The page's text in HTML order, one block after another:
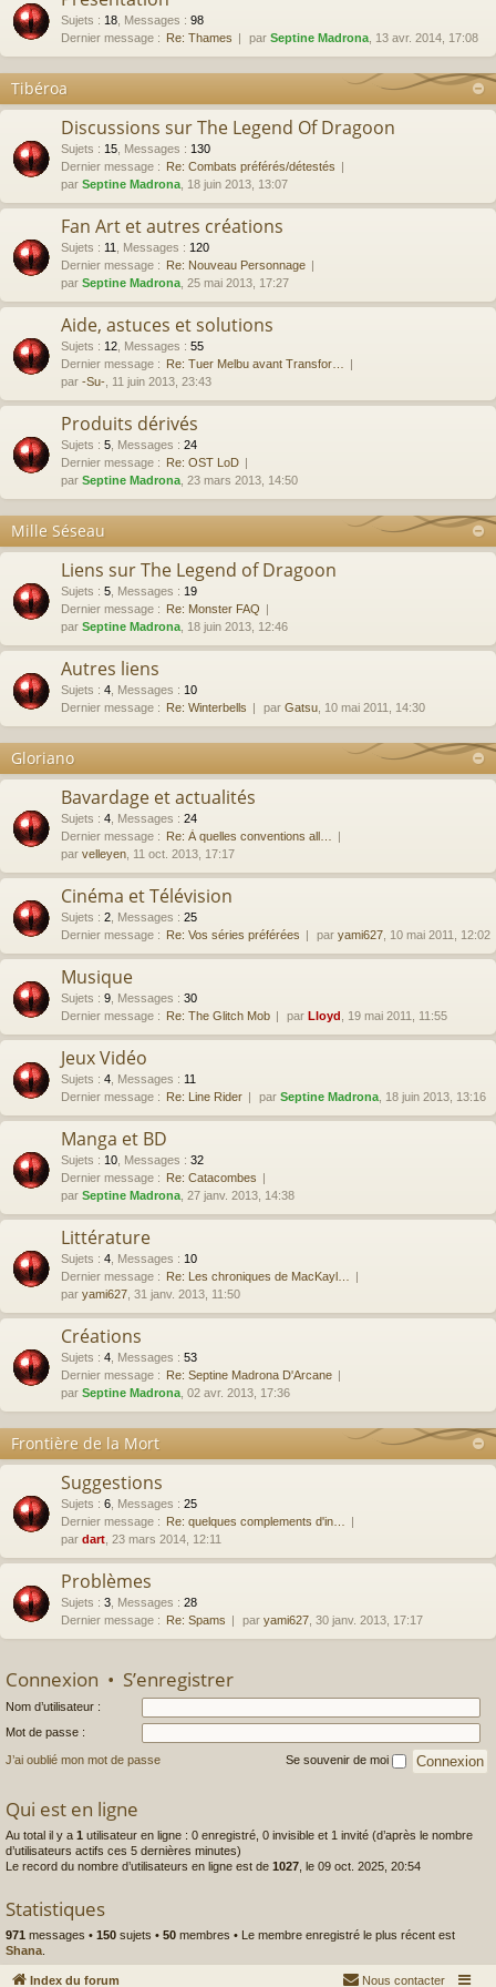
Sujets : 18 Messages : 98
Dernier message : Re: Thames par Septine Madrona , 13 avr. 2014, 17:08
Tibéroa
Discussions sur The Legend Of Dragoon
Sujets : 15 Messages : 130
Dernier message : Re: Combats préférés/détestés
par Septine Madrona , 18 juin 2013, 13:07
Fan Art et autres créations
Sujets : 11 Messages : 120
Dernier message : Re: Nouveau Personnage
par Septine Madrona , 25 mai 2013, 17:27
Aide, astuces et solutions
Sujets : 12 Messages : 55
Dernier message : Re: Tuer Melbu avant Transfor…
par -Su- , 11 juin 2013, 23:43
Produits dérivés
Sujets : 5 Messages : 24
Dernier message : Re: OST LoD
par Septine Madrona , 23 mars 2013, 14:50
Mille Séseau
Liens sur The Legend of Dragoon
Sujets : 5 Messages : 19
Dernier message : Re: Monster FAQ
par Septine Madrona , 18 juin 2013, 12:46
Autres liens
Sujets : 4 Messages : 10
Dernier message : Re: Winterbells par Gatsu , 10 mai 2011, 14:30
Gloriano
Bavardage et actualités
Sujets : 4 Messages : 24
Dernier message : Re: À quelles conventions all…
par velleyen , 11 oct. 2013, 17:17
Cinéma et Télévision
Sujets : 2 Messages : 25
Dernier message : Re: Vos séries préférées par yami627 , 10 mai 2011, 12:02
Musique
Sujets : 9 Messages : 30
Dernier message : Re: The Glitch Mob par Lloyd , 19 mai 2011, 11:55
Jeux Vidéo
Sujets : 4 Messages : 11
Dernier message : Re: Line Rider par Septine Madrona , 18 juin 2013, 13:16
Manga et BD
Sujets : 10 Messages : 32
Dernier message : Re: Catacombes
par Septine Madrona , 27 janv. 2013, 14:38
Littérature
Sujets : 4 Messages : 10
Dernier message : Re: Les chroniques de MacKayl…
par yami627 , 31 janv. 2013, 11:50
Créations
Sujets : 4 Messages : 53
Dernier message : Re: Septine Madrona D'Arcane
par Septine Madrona , 02 avr. 2013, 17:36
Frontière de la Mort
Suggestions
Sujets : 6 Messages : 25
Dernier message : Re: quelques complements d'in…
par dart , 23 mars 2014, 12:11
Problèmes
Sujets : 3 Messages : 28
Dernier message : Re: Spams par yami627 , 30 janv. 2013, 17:17
Connexion • S’enregistrer
Nom d’utilisateur :
Mot de passe :
J’ai oublié mon mot de passe Se souvenir de moi
Qui est en ligne
Au total il y a 1 utilisateur en ligne : 0 enregistré, 0 invisible et 1 invité (d’après le nombre
d’utilisateurs actifs ces 5 dernières minutes)
Le record du nombre d’utilisateurs en ligne est de 1027, le 09 oct. 2025, 20:54
Statistiques
971 messages • 150 sujets • 50 membres • Le membre enregistré le plus récent est
Shana.
Index du forum Nous contacter